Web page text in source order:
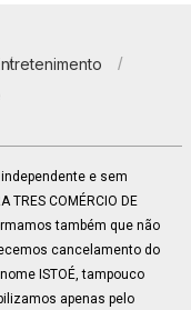
independente e sem
COMÉRCIO DE
também que não
cancelamento do
ISTOÉ, tampouco
apenas pelo